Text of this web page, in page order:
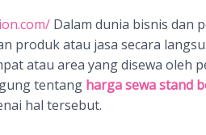
Dalam dunia bisnis dan
produk atau jasa secara
atau area yang disewa oleh
tentang harga sewa stand
hal tersebut.